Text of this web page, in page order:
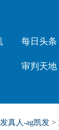
每日头条
审判天地
真人-ag凯发 >